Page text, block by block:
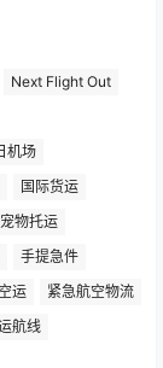
Next Flight Out
机场
国际货运
宠物托运
手提急件
运
紧急航空物流
航线